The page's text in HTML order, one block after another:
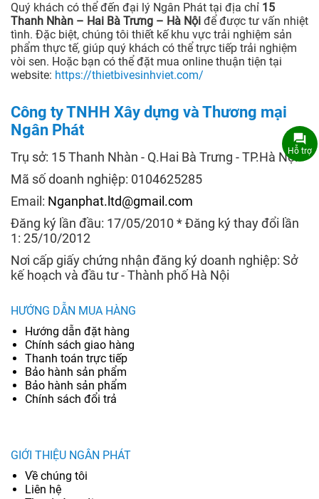
Quý khách có thể đến đại lý Ngân Phát tại địa chỉ 15
Thanh Nhàn – Hai Bà Trưng – Hà Nội để được tư vấn nhiệt
tình. Đặc biệt, chúng tôi thiết kế khu vực trải nghiệm sản
phẩm thực tế, giúp quý khách có thể trực tiếp trải nghiệm
vòi sen. Hoặc bạn có thể đặt mua online thuận tiện tại
website: https://thietbivesinhviet.com/
Công ty TNHH Xây dựng và Thương mại
Ngân Phát
Trụ sở: 15 Thanh Nhàn - Q.Hai Bà Trưng - TP.Hà Nội
Mã số doanh nghiệp: 0104625285
Email: Nganphat.ltd@gmail.com
Đăng ký lần đầu: 17/05/2010 * Đăng ký thay đổi lần
1: 25/10/2012
Nơi cấp giấy chứng nhận đăng ký doanh nghiệp: Sở
kế hoạch và đầu tư - Thành phố Hà Nội
HƯỚNG DẪN MUA HÀNG
Hướng dẫn đặt hàng
Chính sách giao hàng
Thanh toán trực tiếp
Bảo hành sản phẩm
Bảo hành sản phẩm
Chính sách đổi trả
GIỚI THIỆU NGÂN PHÁT
Về chúng tôi
Liên hệ
Hỗ trợ